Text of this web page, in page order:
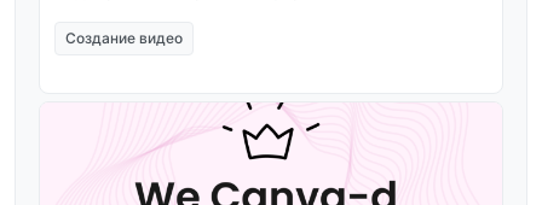
Создание видео